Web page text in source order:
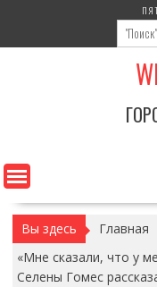
содержимому
Вы здесь Главная
«Мне сказали, что у
Селены Гомес